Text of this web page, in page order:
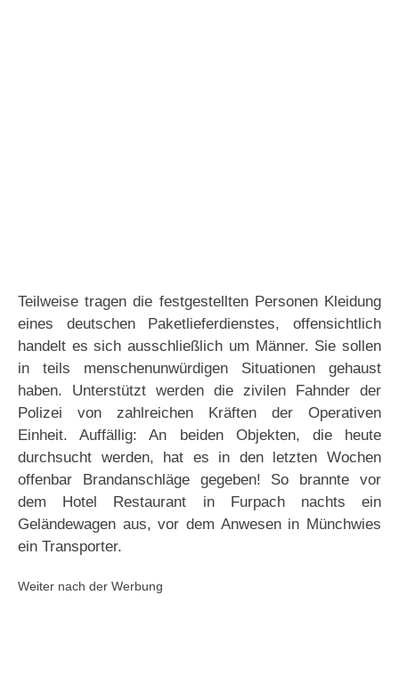
Teilweise tragen die festgestellten Personen Kleidung
eines deutschen Paketlieferdienstes, offensichtlich
handelt es sich ausschließlich um Männer. Sie sollen
in teils menschenunwürdigen Situationen gehaust
haben. Unterstützt werden die zivilen Fahnder der
Polizei von zahlreichen Kräften der Operativen
Einheit. Auffällig: An beiden Objekten, die heute
durchsucht werden, hat es in den letzten Wochen
offenbar Brandanschläge gegeben! So brannte vor
dem Hotel Restaurant in Furpach nachts ein
Geländewagen aus, vor dem Anwesen in Münchwies
ein Transporter.
Weiter nach der Werbung